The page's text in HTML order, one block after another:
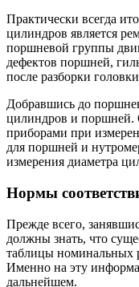
Практически всегда
цилиндров является
поршневой группы
дефектов поршней,
после разборки
Добравшись до
цилиндров и
приборами при
для поршней и
измерения диаметра
Нормы
Прежде всего,
должны знать, что
таблицы номинальных
Именно на эту
дальнейшем.